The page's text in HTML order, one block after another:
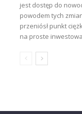
jest dostęp do
powodem tych
przeniósł punkt
na proste